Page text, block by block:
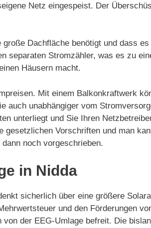
Netz eingespeist. Der
Dachfläche benötigt und dass
separaten Stromzähler, was es zu
Häusern macht.
Mit einem Balkonkraftwerk
auch unabhängiger vom
unterliegt und Sie Ihren
Vorschriften und man
noch vorgeschrieben.
in Nidda
sicherlich über eine größere
und den Förderungen
der EEG-Umlage befreit. Die